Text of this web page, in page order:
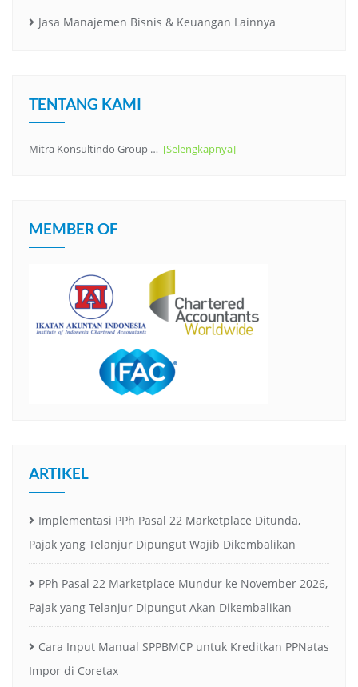
Jasa Manajemen Bisnis & Keuangan Lainnya
TENTANG KAMI
Mitra Konsultindo Group … [Selengkapnya]
MEMBER OF
ARTIKEL
Implementasi PPh Pasal 22 Marketplace Ditunda,
Pajak yang Telanjur Dipungut Wajib Dikembalikan
PPh Pasal 22 Marketplace Mundur ke November 2026,
Pajak yang Telanjur Dipungut Akan Dikembalikan
Cara Input Manual SPPBMCP untuk Kreditkan PPNatas
Impor di Coretax